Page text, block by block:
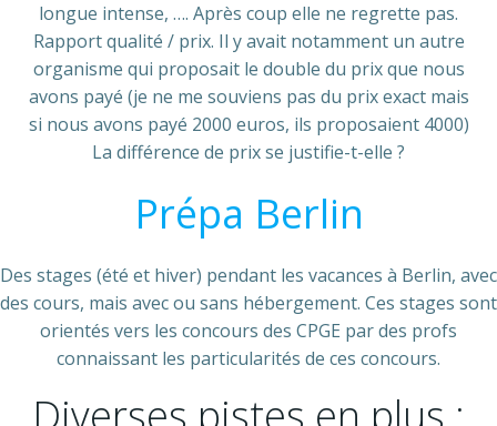
longue intense, …. Après coup elle ne regrette pas.
Rapport qualité / prix. Il y avait notamment un autre
organisme qui proposait le double du prix que nous
avons payé (je ne me souviens pas du prix exact mais
si nous avons payé 2000 euros, ils proposaient 4000)
La différence de prix se justifie-t-elle ?
Prépa Berlin
Des stages (été et hiver) pendant les vacances à Berlin, avec
des cours, mais avec ou sans hébergement. Ces stages sont
orientés vers les concours des CPGE par des profs
connaissant les particularités de ces concours.